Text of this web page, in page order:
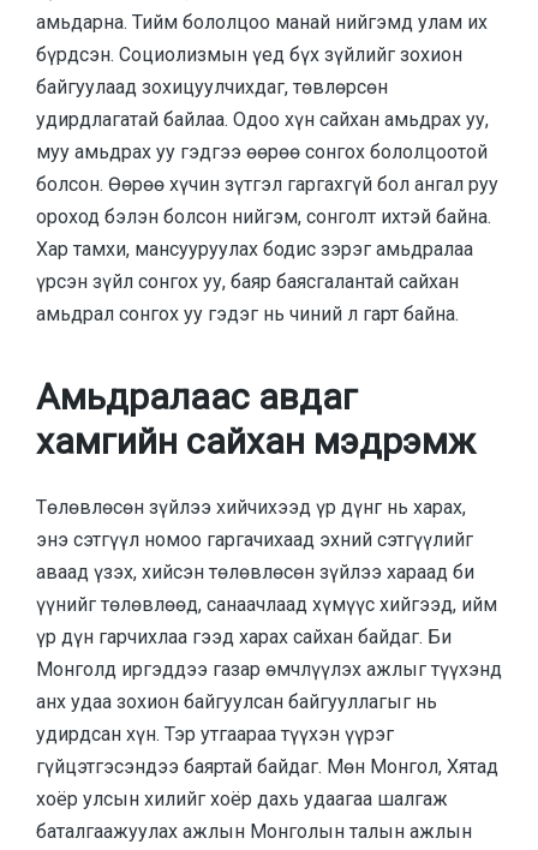
амьдарна. Тийм бололцоо манай нийгэмд улам их
бүрдсэн. Социолизмын үед бүх зүйлийг зохион
байгуулаад зохицуулчихдаг, төвлөрсөн
удирдлагатай байлаа. Одоо хүн сайхан амьдрах уу,
муу амьдрах уу гэдгээ өөрөө сонгох бололцоотой
болсон. Өөрөө хүчин зүтгэл гаргахгүй бол ангал руу
ороход бэлэн болсон нийгэм, сонголт ихтэй байна.
Хар тамхи, мансууруулах бодис зэрэг амьдралаа
үрсэн зүйл сонгох уу, баяр баясгалантай сайхан
амьдрал сонгох уу гэдэг нь чиний л гарт байна.
Амьдралаас авдаг
хамгийн сайхан мэдрэмж
Төлөвлөсөн зүйлээ хийчихээд үр дүнг нь харах,
энэ сэтгүүл номоо гаргачихаад эхний сэтгүүлийг
аваад үзэх, хийсэн төлөвлөсөн зүйлээ хараад би
үүнийг төлөвлөөд, санаачлаад хүмүүс хийгээд, ийм
үр дүн гарчихлаа гээд харах сайхан байдаг. Би
Монголд иргэддээ газар өмчлүүлэх ажлыг түүхэнд
анх удаа зохион байгуулсан байгууллагыг нь
удирдсан хүн. Тэр утгаараа түүхэн үүрэг
гүйцэтгэсэндээ баяртай байдаг. Мөн Монгол, Хятад
хоёр улсын хилийг хоёр дахь удаагаа шалгаж
баталгаажуулах ажлын Монголын талын ажлын